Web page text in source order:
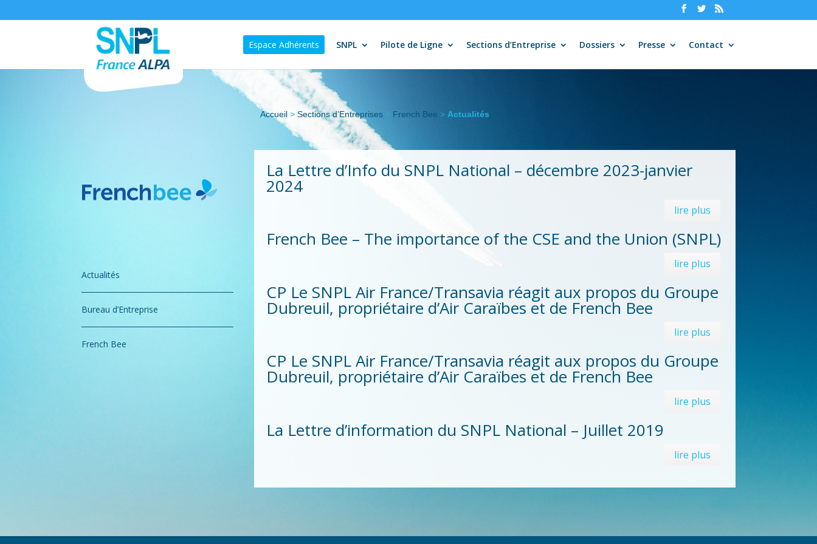
Espace Adhérents SNPL Pilote de Ligne Sections d’Entreprise Dossiers Presse Contact
Accueil> Sections d’Entreprises> French Bee > Actualités
Actualités
Bureau d’Entreprise
French Bee
La Lettre d’Info du SNPL National – décembre 2023-janvier
2024
lire plus
French Bee – The importance of the CSE and the Union (SNPL)
lire plus
CP Le SNPL Air France/Transavia réagit aux propos du Groupe
Dubreuil, propriétaire d’Air Caraïbes et de French Bee
lire plus
CP Le SNPL Air France/Transavia réagit aux propos du Groupe
Dubreuil, propriétaire d’Air Caraïbes et de French Bee
lire plus
La Lettre d’information du SNPL National – Juillet 2019
lire plus